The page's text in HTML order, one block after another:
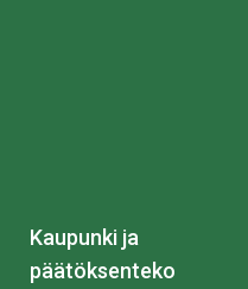
Kaupunki ja
päätöksenteko